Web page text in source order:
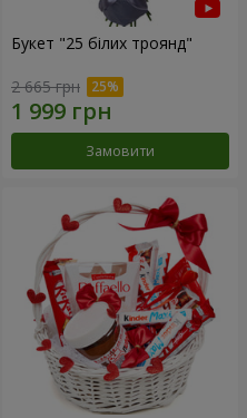
Букет "25 білих троянд"
2 665 грн
Замовити